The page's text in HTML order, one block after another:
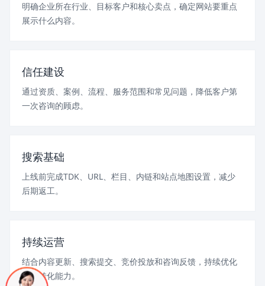
明确企业所在行业、目标客户和核心卖点，确定网站要重点
展示什么内容。
信任建设
通过资质、案例、流程、服务范围和常见问题，降低客户第
一次咨询的顾虑。
搜索基础
上线前完成TDK、URL、栏目、内链和站点地图设置，减少
后期返工。
持续运营
结合内容更新、搜索提交、竞价投放和咨询反馈，持续优化
页面转化能力。